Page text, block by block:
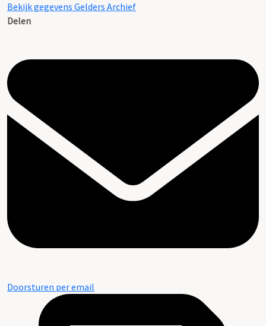
Bekijk gegevens Gelders Archief
Delen
Doorsturen per email